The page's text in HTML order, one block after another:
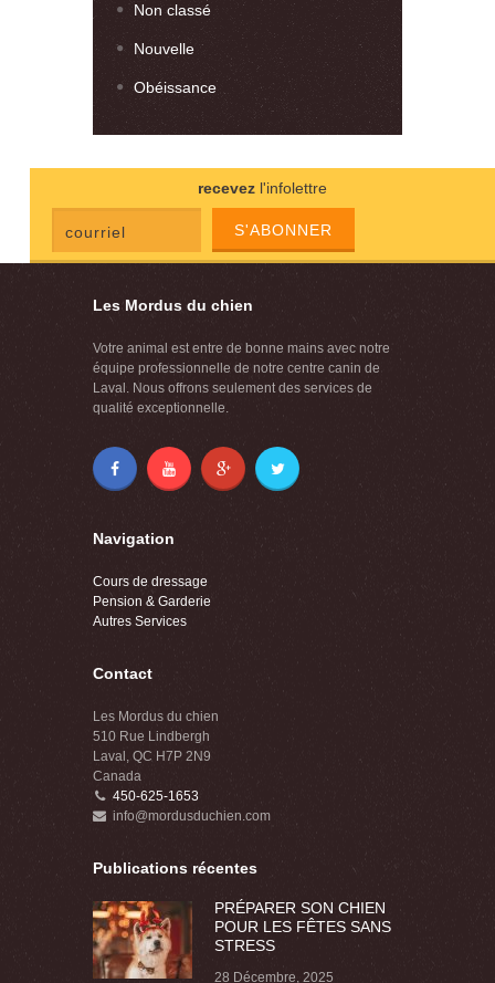
Non classé
Nouvelle
Obéissance
recevez l'infolettre
S'ABONNER
Les Mordus du chien
Votre animal est entre de bonne mains avec notre
équipe professionnelle de notre centre canin de
Laval. Nous offrons seulement des services de
qualité exceptionnelle.
Navigation
Cours de dressage
Pension & Garderie
Autres Services
Contact
Les Mordus du chien
510 Rue Lindbergh
Laval, QC H7P 2N9
Canada
450-625-1653
info@mordusduchien.com
Publications récentes
PRÉPARER SON CHIEN
POUR LES FÊTES SANS
STRESS
28 Décembre, 2025